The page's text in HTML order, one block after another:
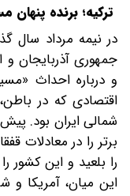
ترکیه؛ برنده پنهان
در نیمه مرداد سال
جمهوری آذربایجان و
و درباره احداث
اقتصادی که در
شمالی ایران بود.
برتر را در معادلات
را بلعید و این کشور
این میان، آمریکا و